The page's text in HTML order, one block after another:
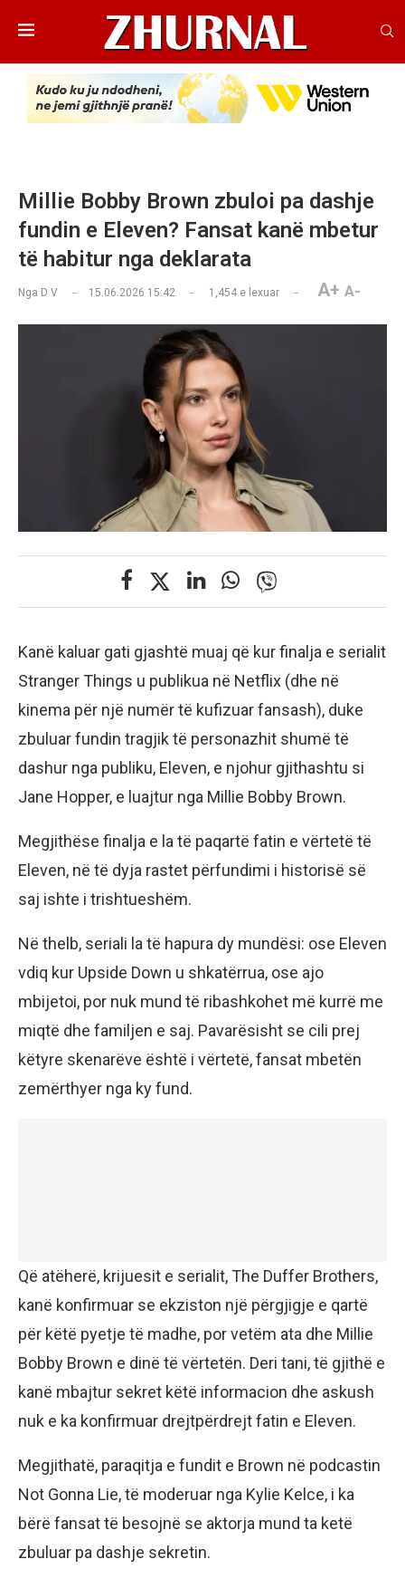
Millie Bobby Brown zbuloi pa dashje
fundin e Eleven? Fansat kanë mbetur
të habitur nga deklarata
Nga D V 15.06.2026 15:42 1,454 e lexuar A+ A-
Kanë kaluar gati gjashtë muaj që kur finalja e serialit
Stranger Things u publikua në Netflix (dhe në
kinema për një numër të kufizuar fansash), duke
zbuluar fundin tragjik të personazhit shumë të
dashur nga publiku, Eleven, e njohur gjithashtu si
Jane Hopper, e luajtur nga Millie Bobby Brown.
Megjithëse finalja e la të paqartë fatin e vërtetë të
Eleven, në të dyja rastet përfundimi i historisë së
saj ishte i trishtueshëm.
Në thelb, seriali la të hapura dy mundësi: ose Eleven
vdiq kur Upside Down u shkatërrua, ose ajo
mbijetoi, por nuk mund të ribashkohet më kurrë me
miqtë dhe familjen e saj. Pavarësisht se cili prej
këtyre skenarëve është i vërtetë, fansat mbetën
zemërthyer nga ky fund.
Që atëherë, krijuesit e serialit, The Duffer Brothers,
kanë konfirmuar se ekziston një përgjigje e qartë
për këtë pyetje të madhe, por vetëm ata dhe Millie
Bobby Brown e dinë të vërtetën. Deri tani, të gjithë e
kanë mbajtur sekret këtë informacion dhe askush
nuk e ka konfirmuar drejtpërdrejt fatin e Eleven.
Megjithatë, paraqitja e fundit e Brown në podcastin
Not Gonna Lie, të moderuar nga Kylie Kelce, i ka
bërë fansat të besojnë se aktorja mund ta ketë
zbuluar pa dashje sekretin.